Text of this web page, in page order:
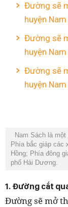
Đường sẽ
huyện
Đường sẽ
huyện
Đường sẽ
huyện
Nam Sách là
Phía bắc giáp các
Hồng; Phía đông
phố Hải Dương.
1. Đường cắt
Đường sẽ mở